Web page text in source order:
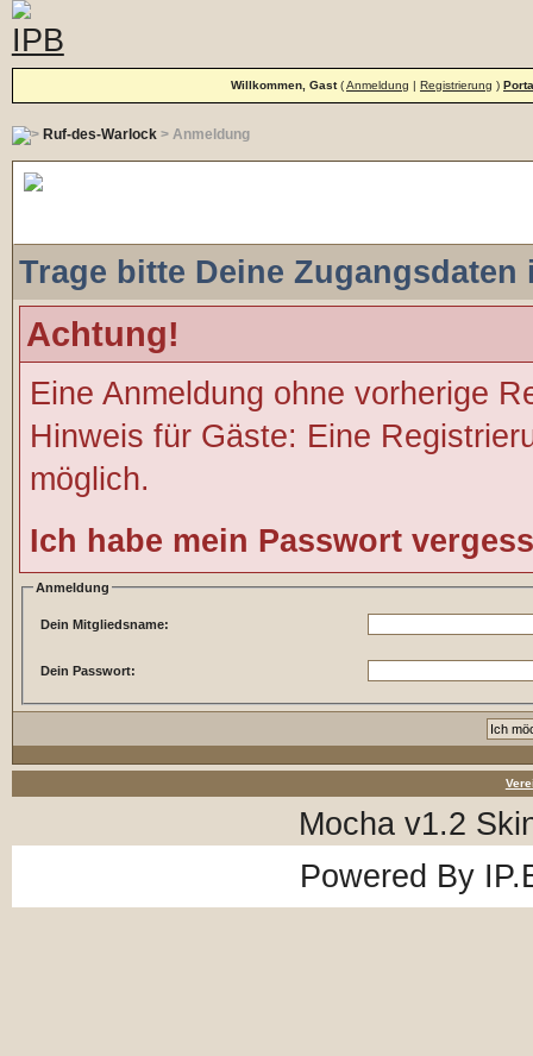
Willkommen, Gast(Anmeldung | Registrierung )
Ruf-des-Warlock> Anmeldung
Trage bitte Deine
Achtung!
Eine Anmeldung ohne vorherige
Hinweis für Gäste: Eine
möglich.
Ich habe mein Passwort
Anmeldung
Dein Mitgliedsname:
Dein Passwort:
Mocha v1.2
Powered By